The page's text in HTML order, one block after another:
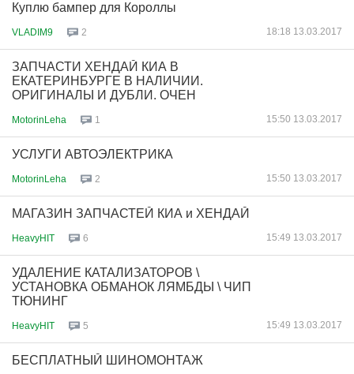
Куплю бампер для Короллы
VLADIM9 2 18:18 13.03.2017
ЗАПЧАСТИ ХЕНДАЙ КИА В
ЕКАТЕРИНБУРГЕ В НАЛИЧИИ.
ОРИГИНАЛЫ И ДУБЛИ. ОЧЕН
MotorinLeha 1 15:50 13.03.2017
УСЛУГИ АВТОЭЛЕКТРИКА
MotorinLeha 2 15:50 13.03.2017
МАГАЗИН ЗАПЧАСТЕЙ КИА и ХЕНДАЙ
HeavyHIT 6 15:49 13.03.2017
УДАЛЕНИЕ КАТАЛИЗАТОРОВ \
УСТАНОВКА ОБМАНОК ЛЯМБДЫ \ ЧИП
ТЮНИНГ
HeavyHIT 5 15:49 13.03.2017
БЕСПЛАТНЫЙ ШИНОМОНТАЖ